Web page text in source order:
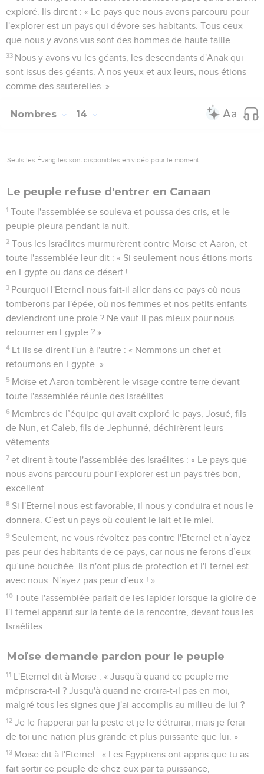
exploré. Ils dirent : « Le pays que nous avons parcouru pour
l'explorer est un pays qui dévore ses habitants. Tous ceux
que nous y avons vus sont des hommes de haute taille.
33 Nous y avons vu les géants, les descendants d'Anak qui
sont issus des géants. A nos yeux et aux leurs, nous étions
comme des sauterelles. »
Nombres 14
Seuls les Évangiles sont disponibles en vidéo pour le moment.
Le peuple refuse d'entrer en Canaan
1 Toute l'assemblée se souleva et poussa des cris, et le
peuple pleura pendant la nuit.
2 Tous les Israélites murmurèrent contre Moïse et Aaron, et
toute l'assemblée leur dit : « Si seulement nous étions morts
en Egypte ou dans ce désert !
3 Pourquoi l'Eternel nous fait-il aller dans ce pays où nous
tomberons par l'épée, où nos femmes et nos petits enfants
deviendront une proie ? Ne vaut-il pas mieux pour nous
retourner en Egypte ? »
4 Et ils se dirent l'un à l'autre : « Nommons un chef et
retournons en Egypte. »
5 Moïse et Aaron tombèrent le visage contre terre devant
toute l'assemblée réunie des Israélites.
6 Membres de l’équipe qui avait exploré le pays, Josué, fils
de Nun, et Caleb, fils de Jephunné, déchirèrent leurs
vêtements
7 et dirent à toute l'assemblée des Israélites : « Le pays que
nous avons parcouru pour l'explorer est un pays très bon,
excellent.
8 Si l'Eternel nous est favorable, il nous y conduira et nous le
donnera. C'est un pays où coulent le lait et le miel.
9 Seulement, ne vous révoltez pas contre l'Eternel et n’ayez
pas peur des habitants de ce pays, car nous ne ferons d’eux
qu’une bouchée. Ils n'ont plus de protection et l'Eternel est
avec nous. N’ayez pas peur d’eux ! »
10 Toute l'assemblée parlait de les lapider lorsque la gloire de
l'Eternel apparut sur la tente de la rencontre, devant tous les
Israélites.
Moïse demande pardon pour le peuple
11 L'Eternel dit à Moïse : « Jusqu'à quand ce peuple me
méprisera-t-il ? Jusqu'à quand ne croira-t-il pas en moi,
malgré tous les signes que j'ai accomplis au milieu de lui ?
12 Je le frapperai par la peste et je le détruirai, mais je ferai
de toi une nation plus grande et plus puissante que lui. »
13 Moïse dit à l'Eternel : « Les Egyptiens ont appris que tu as
fait sortir ce peuple de chez eux par ta puissance,